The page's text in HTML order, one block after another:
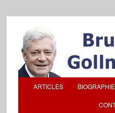
ARTICLES BIOGRAPHIE